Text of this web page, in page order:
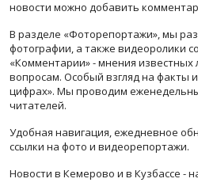
новости можно добавить
В разделе «Фоторепортажи», мы
фотографии, а также видеоролики
«Комментарии» - мнения
вопросам. Особый взгляд на факты
цифрах». Мы проводим
читателей.
Удобная навигация, ежедневное
ссылки на фото и видеорепортажи.
Новости в Кемерово и в Кузбассе -